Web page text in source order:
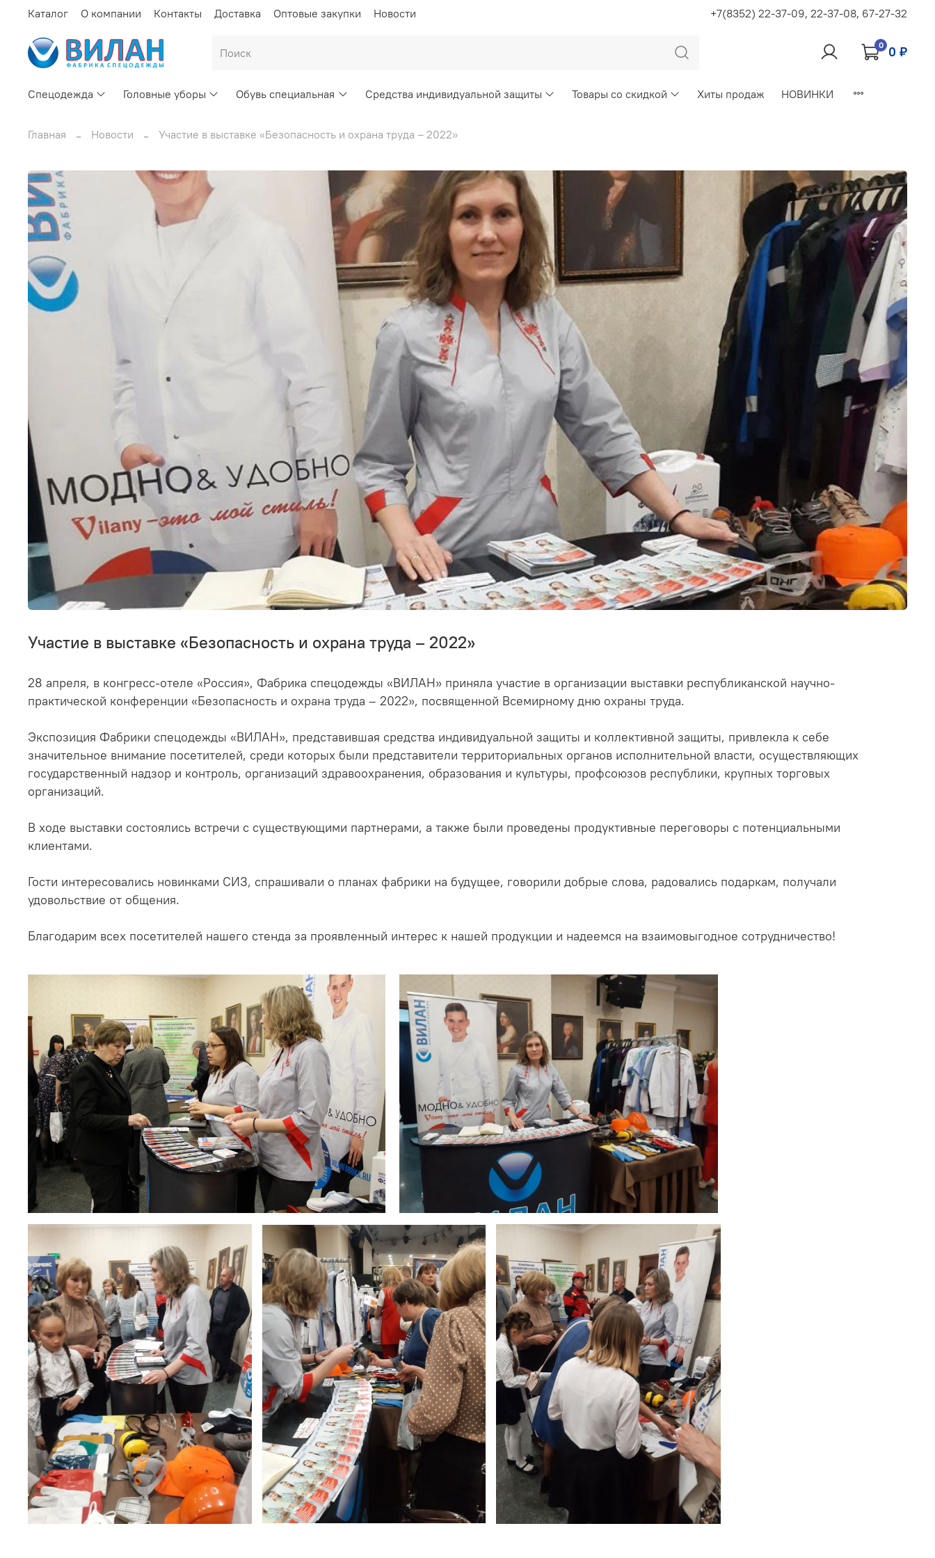
Каталог О компании Контакты Доставка Оптовые закупки Новости +7(8352) 22-37-09, 22-37-08, 67-27-32
0 0 ₽
Спецодежда Головные уборы Обувь специальная Средства индивидуальной защиты Товары со скидкой Хиты продаж НОВИНКИ
Главная Новости Участие в выставке «Безопасность и охрана труда – 2022»
Участие в выставке «Безопасность и охрана труда – 2022»
28 апреля, в конгресс-отеле «Россия», Фабрика спецодежды «ВИЛАН» приняла участие в организации выставки республиканской научно-
практической конференции «Безопасность и охрана труда – 2022», посвященной Всемирному дню охраны труда.
Экспозиция Фабрики спецодежды «ВИЛАН», представившая средства индивидуальной защиты и коллективной защиты, привлекла к себе
значительное внимание посетителей, среди которых были представители территориальных органов исполнительной власти, осуществляющих
государственный надзор и контроль, организаций здравоохранения, образования и культуры, профсоюзов республики, крупных торговых
организаций.
В ходе выставки состоялись встречи с существующими партнерами, а также были проведены продуктивные переговоры с потенциальными
клиентами.
Гости интересовались новинками СИЗ, спрашивали о планах фабрики на будущее, говорили добрые слова, радовались подаркам, получали
удовольствие от общения.
Благодарим всех посетителей нашего стенда за проявленный интерес к нашей продукции и надеемся на взаимовыгодное сотрудничество!